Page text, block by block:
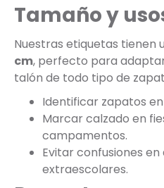
Tamaño y
Nuestras etiquetas tienen
cm, perfecto para
talón de todo tipo de
Identificar zapatos
Marcar calzado en
campamentos.
Evitar confusiones
extraescolares.